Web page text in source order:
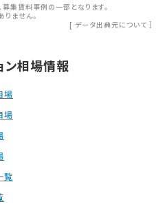
集賃料事例の一部となります。
ません。
[ データ出典元について ］
ン相場情報
場
場
覧